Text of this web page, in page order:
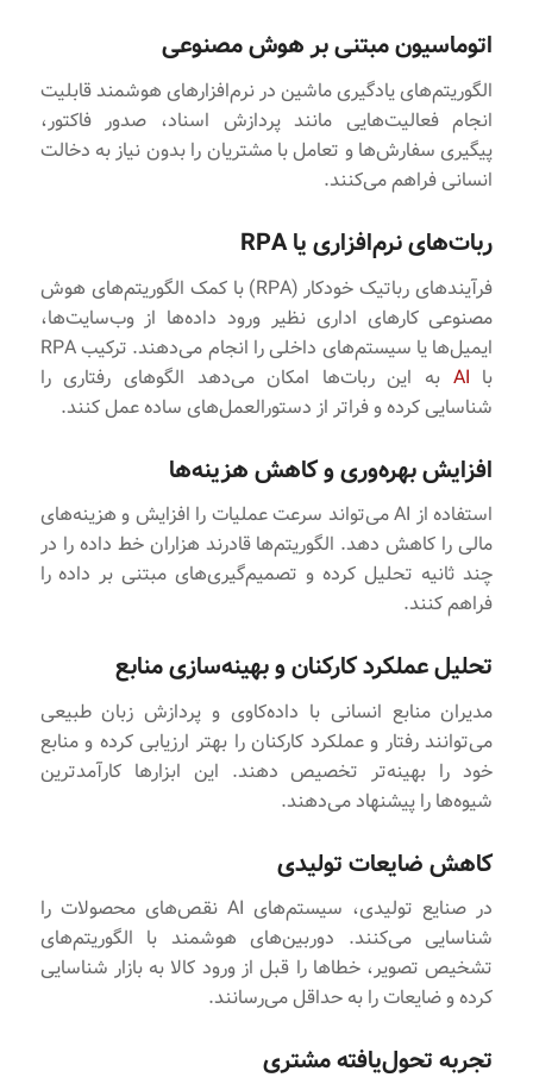
اتوماسیون مبتنی بر هوش مصنوعی
الگوریتم‌های یادگیری ماشین در نرم‌افزارهای هوشمند قابلیت
انجام فعالیت‌هایی مانند پردازش اسناد، صدور فاکتور،
پیگیری سفارش‌ها و تعامل با مشتریان را بدون نیاز به دخالت
انسانی فراهم می‌کنند.
ربات‌های نرم‌افزاری یا RPA
فرآیندهای رباتیک خودکار (RPA) با کمک الگوریتم‌های هوش
مصنوعی کارهای اداری نظیر ورود داده‌ها از وب‌سایت‌ها،
ایمیل‌ها یا سیستم‌های داخلی را انجام می‌دهند. ترکیب RPA
با AI به این ربات‌ها امکان می‌دهد الگوهای رفتاری را
شناسایی کرده و فراتر از دستورالعمل‌های ساده عمل کنند.
افزایش بهره‌وری و کاهش هزینه‌ها
استفاده از AI می‌تواند سرعت عملیات را افزایش و هزینه‌های
مالی را کاهش دهد. الگوریتم‌ها قادرند هزاران خط داده را در
چند ثانیه تحلیل کرده و تصمیم‌گیری‌های مبتنی بر داده را
فراهم کنند.
تحلیل عملکرد کارکنان و بهینه‌سازی منابع
مدیران منابع انسانی با داده‌کاوی و پردازش زبان طبیعی
می‌توانند رفتار و عملکرد کارکنان را بهتر ارزیابی کرده و منابع
خود را بهینه‌تر تخصیص دهند. این ابزارها کارآمدترین
شیوه‌ها را پیشنهاد می‌دهند.
کاهش ضایعات تولیدی
در صنایع تولیدی، سیستم‌های AI نقص‌های محصولات را
شناسایی می‌کنند. دوربین‌های هوشمند با الگوریتم‌های
تشخیص تصویر، خطاها را قبل از ورود کالا به بازار شناسایی
کرده و ضایعات را به حداقل می‌رسانند.
تجربه تحول‌یافته مشتری